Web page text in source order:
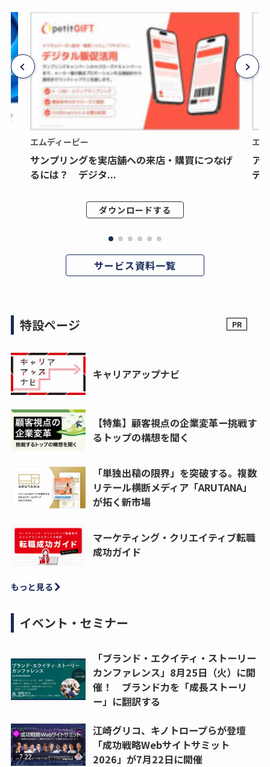
エムディーピー
サンプリングを実店舗への来店・購買につなげ
るには？ デジタ...
ダウンロードする
エ
ア
デ
サービス資料一覧
特設ページ
キャリアアップナビ
【特集】顧客視点の企業変革ー挑戦す
るトップの構想を聞く
「単独出稿の限界」を突破する。複数
リテール横断メディア「ARUTANA」
が拓く新市場
マーケティング・クリエイティブ転職
成功ガイド
もっと見る
イベント・セミナー
「ブランド・エクイティ・ストーリー
カンファレンス」8月25日（火）に開
催！ ブランド力を「成長ストーリ
ー」に翻訳する
江崎グリコ、キノトロープらが登壇
「成功戦略Webサイトサミット
2026」が7月22日に開催